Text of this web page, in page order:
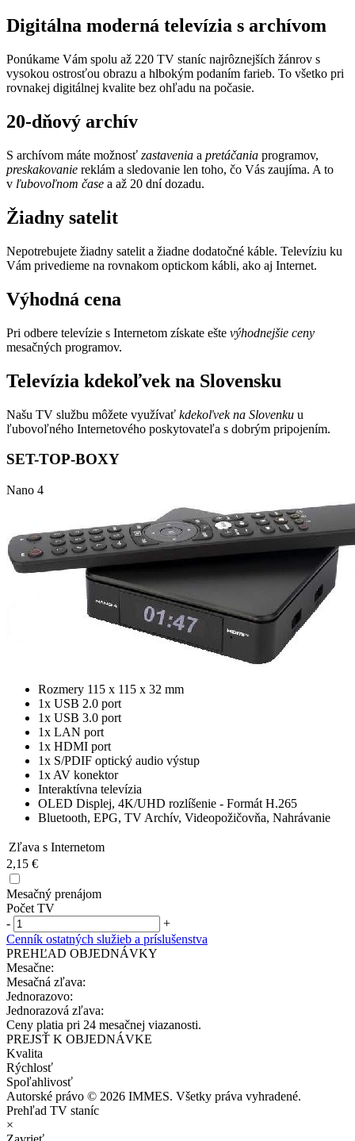
Digitálna moderná televízia s archívom
Ponúkame Vám spolu až 220 TV staníc najrôznejších žánrov s
vysokou ostrosťou obrazu a hlbokým podaním farieb. To všetko pri
rovnakej digitálnej kvalite bez ohľadu na počasie.
20-dňový archív
S archívom máte možnosť zastavenia a pretáčania programov,
preskakovanie reklám a sledovanie len toho, čo Vás zaujíma. A to
v ľubovoľnom čase a až 20 dní dozadu.
Žiadny satelit
Nepotrebujete žiadny satelit a žiadne dodatočné káble. Televíziu ku
Vám privedieme na rovnakom optickom kábli, ako aj Internet.
Výhodná cena
Pri odbere televízie s Internetom získate ešte výhodnejšie ceny
mesačných programov.
Televízia kdekoľvek na Slovensku
Našu TV službu môžete využívať kdekoľvek na Slovenku u
ľubovoľného Internetového poskytovateľa s dobrým pripojením.
SET-TOP-BOXY
Nano 4
Rozmery 115 x 115 x 32 mm
1x USB 2.0 port
1x USB 3.0 port
1x LAN port
1x HDMI port
1x S/PDIF optický audio výstup
1x AV konektor
Interaktívna televízia
OLED Displej, 4K/UHD rozlíšenie - Formát H.265
Bluetooth, EPG, TV Archív, Videopožičovňa, Nahrávanie
Zľava s Internetom
2,15 €
Mesačný prenájom
Počet TV
-
+
Cenník ostatných služieb a príslušenstva
PREHĽAD OBJEDNÁVKY
Mesačne:
Mesačná zľava:
Jednorazovo:
Jednorazová zľava:
Ceny platia pri 24 mesačnej viazanosti.
PREJSŤ K OBJEDNÁVKE
Kvalita
Rýchlosť
Spoľahlivosť
Autorské právo © 2026 IMMES. Všetky práva vyhradené.
Prehľad TV staníc
×